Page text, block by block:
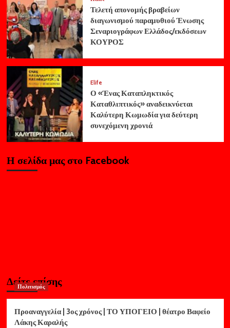
Τελετή απονομής βραβείων
διαγωνισμού παραμυθιού Ένωσης
Σεναριογράφων Ελλάδος/εκδόσεων
ΚΟΥΡΟΣ
Elife
Ο «Ένας Καταπληκτικός
Καταθλιπτικός» αναδεικνύεται
Καλύτερη Κωμωδία για δεύτερη
συνεχόμενη χρονιά
Η σελίδα μας στο Facebook
Δείτε επίσης
Πολιτισμός
Προαναγγελία | 3ος χρόνος | ΤΟ ΥΠΟΓΕΙΟ | θέατρο Βαφείο
Λάκης Καραλής